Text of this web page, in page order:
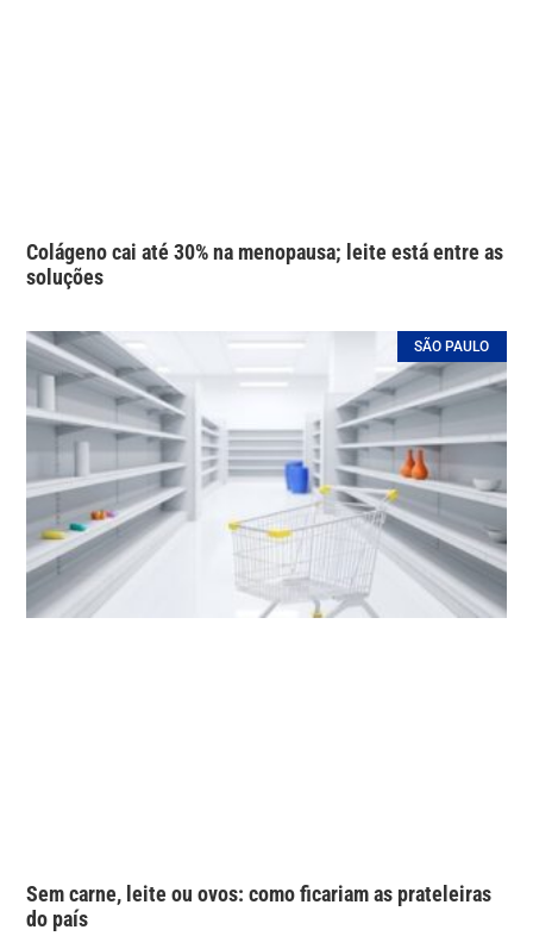
Colágeno cai até 30% na menopausa; leite está entre as
soluções
SÃO PAULO
Sem carne, leite ou ovos: como ficariam as prateleiras
do país